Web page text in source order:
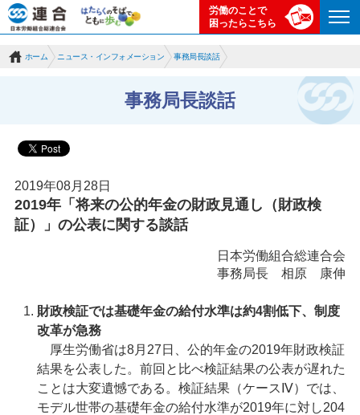
労働のことで
困ったらこちら
ホーム ニュース・インフォメーション 事務局長談話
事務局長談話
2019年08月28日
2019年「将来の公的年金の財政見通し（財政検
証）」の公表に関する談話
日本労働組合総連合会
事務局長 相原 康伸
財政検証では基礎年金の給付水準は約4割低下、制度
改革が急務
厚生労働省は8月27日、公的年金の2019年財政検証
結果を公表した。前回と比べ検証結果の公表が遅れた
ことは大変遺憾である。検証結果（ケースⅣ）では、
モデル世帯の基礎年金の給付水準が2019年に対し204